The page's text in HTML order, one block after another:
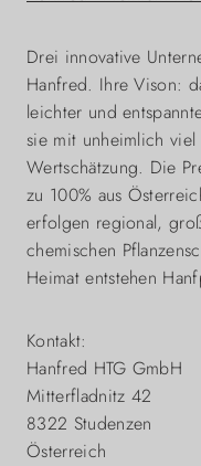
Drei innovative
Hanfred. Ihre Vison:
leichter und
sie mit unheimlich
Wertschätzung. Die
zu 100% aus
erfolgen regional,
chemischen
Heimat entstehen
Kontakt:
Hanfred HTG GmbH
Mitterfladnitz 42
8322 Studenzen
Österreich